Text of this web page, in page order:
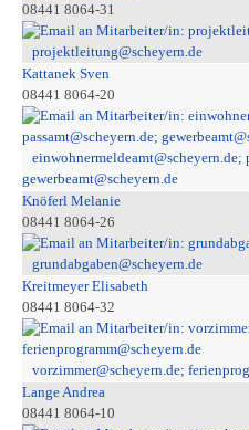
08441 8064-31
projektleitung@scheyern.de
Kattanek Sven
08441 8064-20
einwohnermeldeamt@scheyern.de;
gewerbeamt@scheyern.de
Knöferl Melanie
08441 8064-26
grundabgaben@scheyern.de
Kreitmeyer Elisabeth
08441 8064-32
vorzimmer@scheyern.de;
Lange Andrea
08441 8064-10